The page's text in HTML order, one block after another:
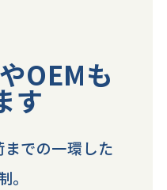
OEMも
す
での一環した
。